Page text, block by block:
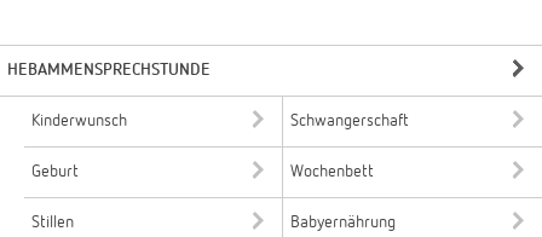
HEBAMMENSPRECHSTUNDE
Kinderwunsch Schwangerschaft
Geburt Wochenbett
Stillen Babyernährung